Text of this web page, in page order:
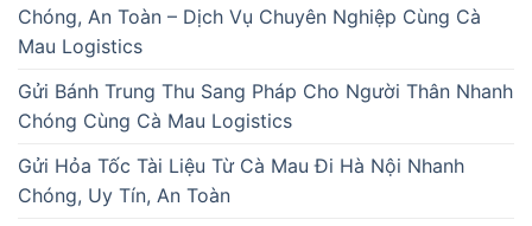
Chóng, An Toàn – Dịch Vụ Chuyên Nghiệp Cùng Cà
Mau Logistics
Gửi Bánh Trung Thu Sang Pháp Cho Người Thân Nhanh
Chóng Cùng Cà Mau Logistics
Gửi Hỏa Tốc Tài Liệu Từ Cà Mau Đi Hà Nội Nhanh
Chóng, Uy Tín, An Toàn